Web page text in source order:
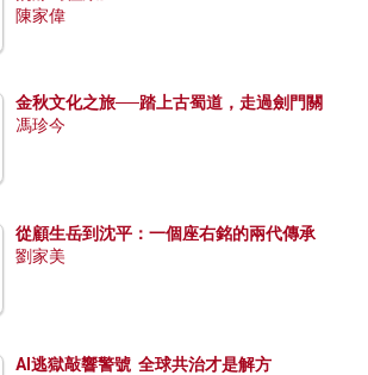
陳家偉
金秋文化之旅──踏上古蜀道，走過劍門關
馮珍今
從顧生岳到沈平：一個座右銘的兩代傳承
劉家美
AI逃獄敲響警號 全球共治才是解方